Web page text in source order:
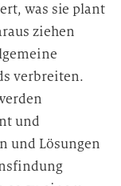
was sie plant
ziehen
verbreiten.
und
und Lösungen